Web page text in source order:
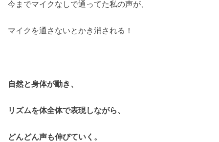
今までマイクなしで通ってた私の声が、
マイクを通さないとかき消される！
自然と身体が動き、
リズムを体全体で表現しながら、
どんどん声も伸びていく。